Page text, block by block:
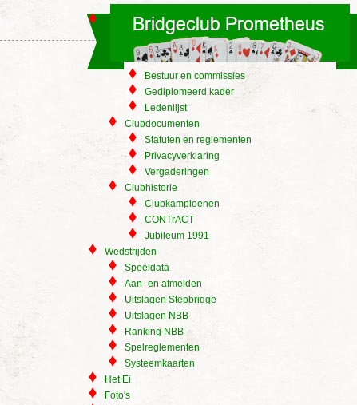
Bestuur en commissies
Gediplomeerd kader
Ledenlijst
Clubdocumenten
Statuten en reglementen
Privacyverklaring
Vergaderingen
Clubhistorie
Clubkampioenen
CONTrACT
Jubileum 1991
Wedstrijden
Speeldata
Aan- en afmelden
Uitslagen Stepbridge
Uitslagen NBB
Ranking NBB
Spelreglementen
Systeemkaarten
Het Ei
Foto's